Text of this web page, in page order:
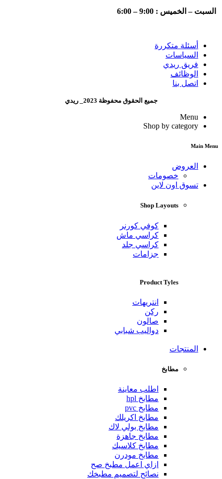
السبت – الخميس : 9:00 – 6:00
أسئلة متكررة
السياسات
فريق ريدي
الوظائف
اتصل بنا
جميع الحقوق محفوظة 2023_ ريدي
Menu
Shop by category
Main Menu
العروض
خصومات
تسوق اون لاين
Shop Layouts
كوفي كورنر
كراسي ماش
كراسي جلد
جزامات
Product Tyles
انتريهات
ركن
صالون
دواليب شبابي
المنتجات
مطابخ
اطلب معاينة
مطابخ hpl
مطابخ pvc
مطابخ اكريلك
مطابخ بولي لاك
مطابخ جاهزة
مطابخ كلاسيك
مطابخ مودرن
ازاي اعمل مطبخ صح
نصائح لتصميم مطبخك